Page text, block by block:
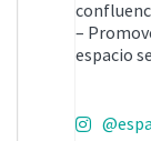
–
espacio